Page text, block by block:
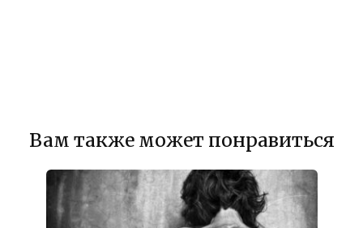
Вам также может понравиться